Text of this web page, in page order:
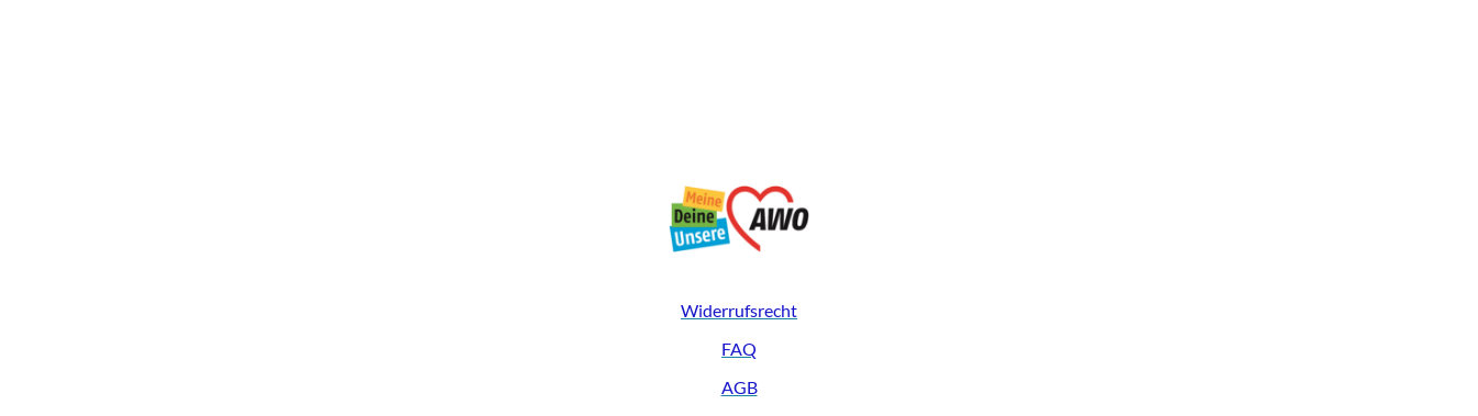
Widerrufsrecht
FAQ
AGB